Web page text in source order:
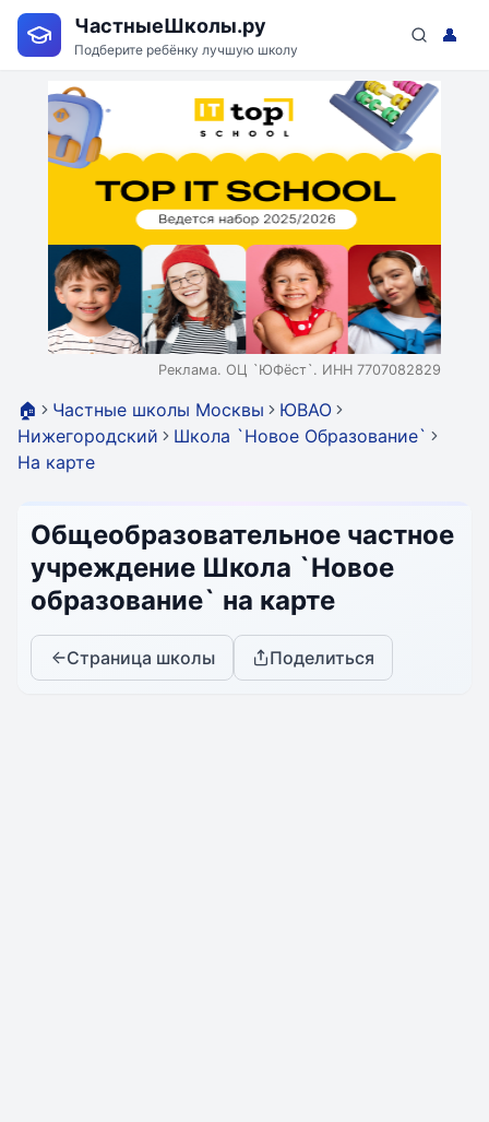
ЧастныеШколы.ру
Подберите ребёнку лучшую школу
👤
Реклама. ОЦ `ЮФёст`. ИНН 7707082829
🏠 Частные школы Москвы
ЮВАО
Нижегородский
Школа `Новое Образование`
На карте
Общеобразовательное частное
учреждение Школа `Новое
образование` на карте
Страница школы Поделиться